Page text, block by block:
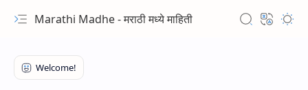
Marathi Madhe - मराठी मध्ये माहिती